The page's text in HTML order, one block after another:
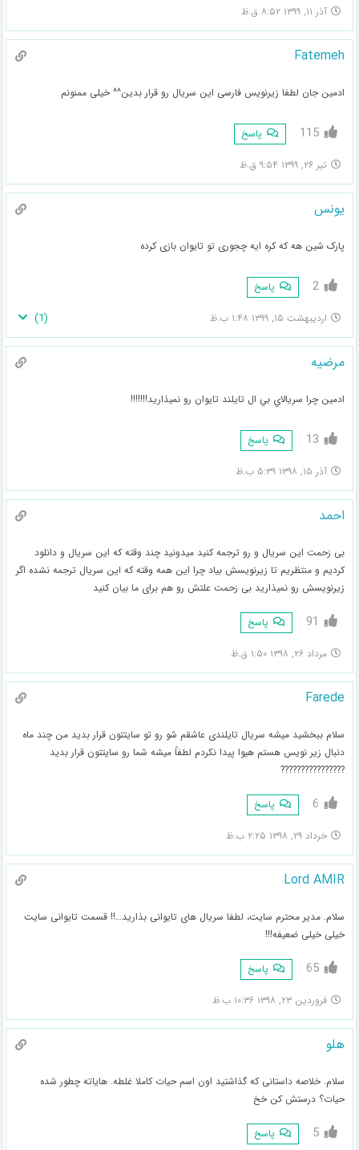
آذر ۱۱, ۱۳۹۹ ۸:۵۲ ق.ظ
Fatemeh
ادمین جان لطفا زیرنویس فارسی این سریال رو قرار بدین^^ خیلی ممنونم
115 پاسخ
تیر ۲۶, ۱۳۹۹ ۹:۵۴ ق.ظ
یونس
پارک شین هه که کره ایه چجوری تو تایوان بازی کرده
2 پاسخ
اردیبهشت ۱۵, ۱۳۹۹ ۱:۴۸ ب.ظ (
1
)
مرضيه
ادمين چرا سريالاي بي ال تايلند تايوان رو نميذاريد!!!!!!!
13 پاسخ
آذر ۱۵, ۱۳۹۸ ۵:۳۹ ب.ظ
احمد
بی زحمت این سریال و رو ترجمه کنید میدونید چند وقته که این سریال و دانلود
کردیم و منتظریم تا زیرنویسش بیاد چرا این همه وقته که این سریال ترجمه نشده اگر
زیرنویسش رو نمیذارید بی زحمت علتش رو هم برای ما بیان کنید
91 پاسخ
مرداد ۲۶, ۱۳۹۸ ۱:۵۰ ق.ظ
Farede
سلام ببخشید میشه سریال تایلندی عاشقم شو رو تو سایتتون قرار بدید من چند ماه
دنبال زیر نویس هستم هیوا پیدا نکردم لطفاً میشه شما رو سایتتون قرار بدید
????????????????
6 پاسخ
خرداد ۲۹, ۱۳۹۸ ۲:۲۵ ب.ظ
Lord AMIR
سلام. مدیر محترم سایت، لطفا سریال های تایوانی بذارید…!! قسمت تایوانی سایت
خیلی خیلی ضعیفه!!!
65 پاسخ
فروردین ۲۳, ۱۳۹۸ ۱۰:۳۶ ب.ظ
هلو
سلام. خلاصه داستانی که گذاشتید اون اسم حیات کاملا غلطه. هایاته چطور شده
حیات؟ درستش کن خخ
5 پاسخ